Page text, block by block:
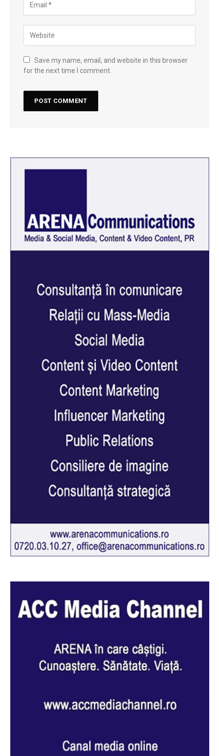
Save my name, email, and website in this browser
for the next time I comment.